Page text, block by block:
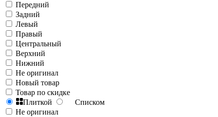
Передний
Задний
Левый
Правый
Центральный
Верхний
Нижний
Не оригинал
Новый товар
Товар по скидке
Плиткой
Списком
Не оригинал